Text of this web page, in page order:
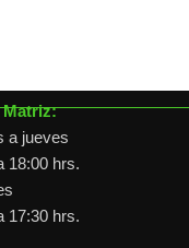
Matriz:
a jueves
18:00 hrs.
17:30 hrs.